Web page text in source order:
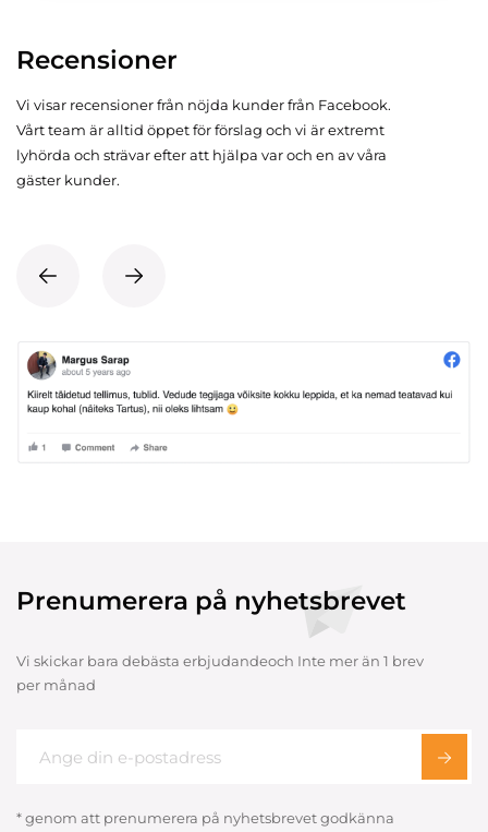
Recensioner
Vi visar recensioner från nöjda kunder från Facebook.
Vårt team är alltid öppet för förslag och vi är extremt
lyhörda och strävar efter att hjälpa var och en av våra
gäster kunder.
Prenumerera på nyhetsbrevet
Vi skickar bara debästa erbjudandeoch Inte mer än 1 brev
per månad
* genom att prenumerera på nyhetsbrevet godkänna